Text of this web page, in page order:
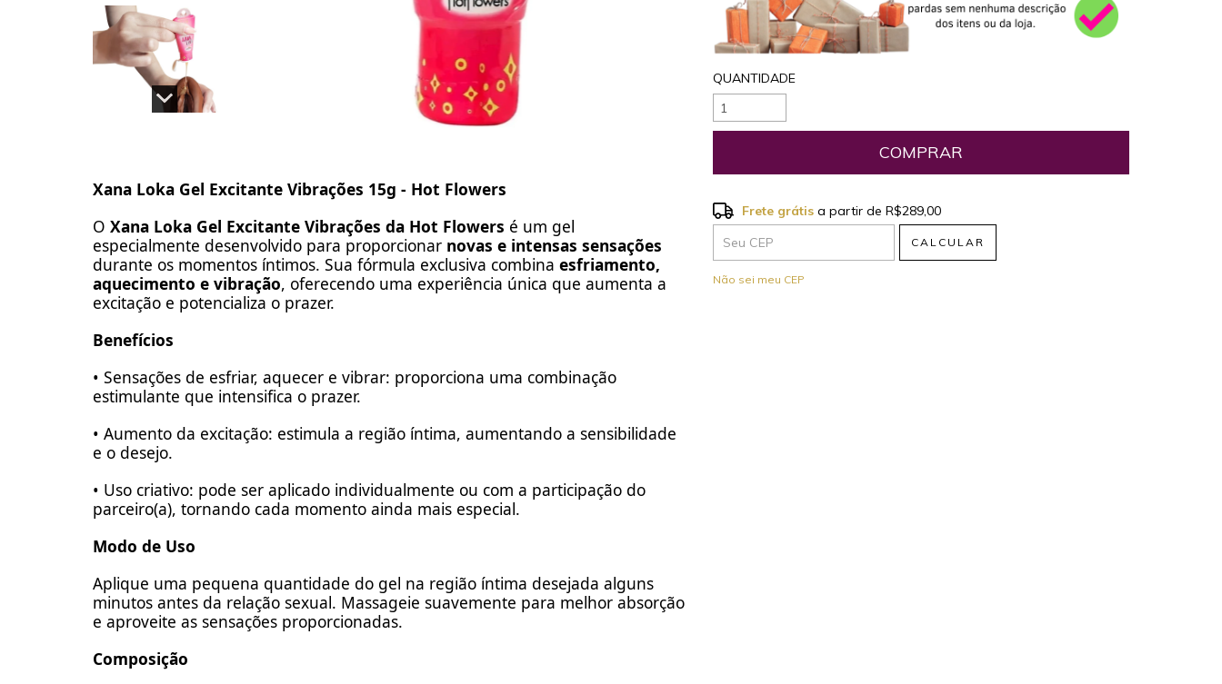
Xana Loka Gel Excitante Vibrações 15g - Hot Flowers
O Xana Loka Gel Excitante Vibrações da Hot Flowers é um gel
especialmente desenvolvido para proporcionar novas e intensas sensações
durante os momentos íntimos. Sua fórmula exclusiva combina esfriamento,
aquecimento e vibração, oferecendo uma experiência única que aumenta a
excitação e potencializa o prazer.
Benefícios
• Sensações de esfriar, aquecer e vibrar: proporciona uma combinação
estimulante que intensifica o prazer.
• Aumento da excitação: estimula a região íntima, aumentando a sensibilidade
e o desejo.
• Uso criativo: pode ser aplicado individualmente ou com a participação do
parceiro(a), tornando cada momento ainda mais especial.
Modo de Uso
Aplique uma pequena quantidade do gel na região íntima desejada alguns
minutos antes da relação sexual. Massageie suavemente para melhor absorção
e aproveite as sensações proporcionadas.
Composição
QUANTIDADE
Frete grátis R$289,00
Entregas para o CEP:
Frete grátis a partir deR$289,00
CALCULAR
Não sei meu CEP